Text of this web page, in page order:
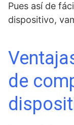
Pues así de
dispositivo,
de